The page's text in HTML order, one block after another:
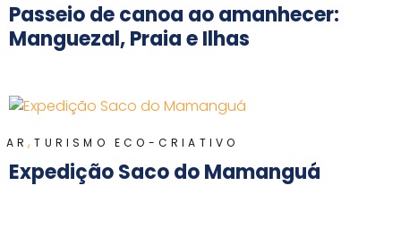
Passeio de canoa ao amanhecer:
Manguezal, Praia e Ilhas
AR,TURISMO ECO-CRIATIVO
Expedição Saco do Mamanguá